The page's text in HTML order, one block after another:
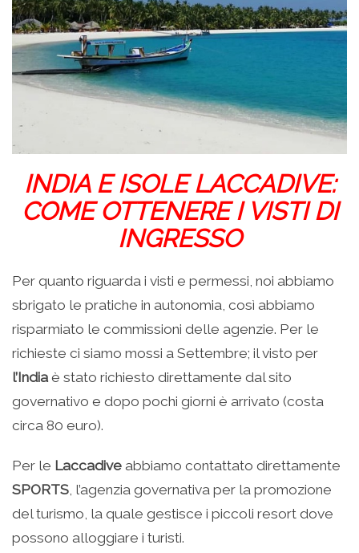
INDIA E ISOLE LACCADIVE:
COME OTTENERE I VISTI DI
INGRESSO
Per quanto riguarda i visti e permessi, noi abbiamo
sbrigato le pratiche in autonomia, così abbiamo
risparmiato le commissioni delle agenzie. Per le
richieste ci siamo mossi a Settembre; il visto per
l’Indiaè stato richiesto direttamente dal sito
governativo e dopo pochi giorni è arrivato (costa
circa 80 euro).
Per le Laccadive abbiamo contattato direttamente
SPORTS, l’agenzia governativa per la promozione
del turismo, la quale gestisce i piccoli resort dove
possono alloggiare i turisti.